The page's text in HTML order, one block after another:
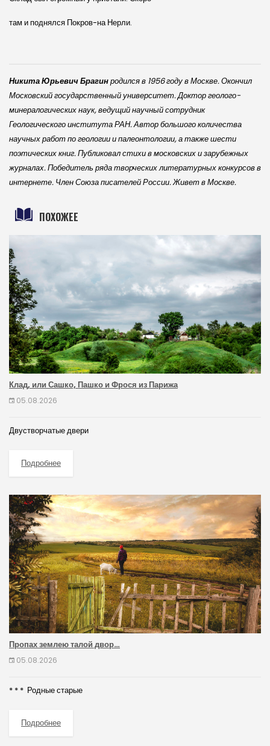
там и поднялся Покров-на Нерли.
Никита Юрьевич Брагинродился в 1956 году в Москве. Окончил
Московский государственный университет. Доктор геолого-
минералогических наук, ведущий научный сотрудник
Геологического института РАН. Автор большого количества
научных работ по геологии и палеонтологии, а также шести
поэтических книг. Публиковал стихи в московских и зарубежных
журналах. Победитель ряда творческих литературных конкурсов в
интернете. Член Союза писателей России. Живет в Москве.
ПОХОЖЕЕ
Клад, или Сашко, Пашко и Фрося из Парижа
05.08.2026
Двустворчатые двери
Подробнее
Пропах землею талой двор…
05.08.2026
* * * Родные старые
Подробнее